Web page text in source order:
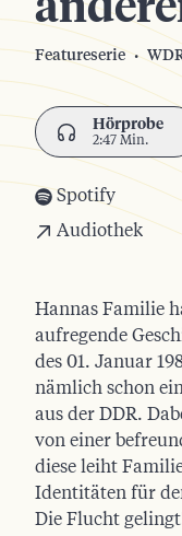
Featureserie ·
Hörprobe
2:47 Min.
Spotify
Audiothek
Hannas Familie
aufregende
des 01. Januar
nämlich schon
aus der DDR.
von einer
diese leiht
Identitäten für
Die Flucht